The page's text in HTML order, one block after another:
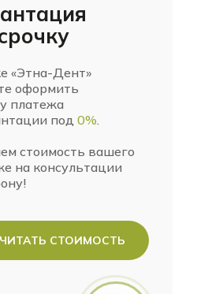
«Этна-Дент»
оформить
платежа
под 0%.
стоимость вашего
на консультации
СТОИМОСТЬ